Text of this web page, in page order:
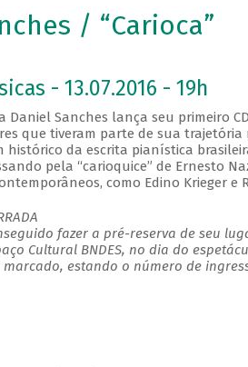
/ “Carioca”
- 13.07.2016 - 19h
Daniel Sanches lança seu primeiro
que tiveram parte de sua trajetória
histórico da escrita pianística
pela “carioquice” de Ernesto
como Edino Krieger e
fazer a pré-reserva de seu
Cultural BNDES, no dia do
estando o número de